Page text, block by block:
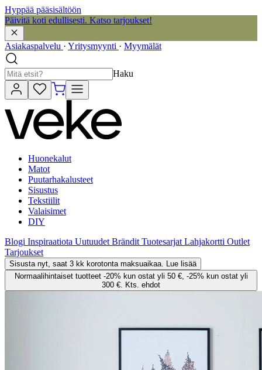
Hyppää pääsisältöön
Päivitä koti edullisesti. Katso tarjoukset!
Asiakaspalvelu · Yritysmyynti · Myymälät
Haku
Huonekalut
Matot
Puutarhakalusteet
Sisustus
Tekstiilit
Valaisimet
DIY
Blogi Inspiraatiota Uutuudet Brändit Tuotesarjat Lahjakortti Outlet
Tarjoukset
Sisusta nyt, saat 3 kk korotonta maksuaikaa. Lue lisää
Normaalihintaiset tuotteet -20% kun ostat yli 50 €, -25% kun ostat yli
300 €. Kts. ehdot